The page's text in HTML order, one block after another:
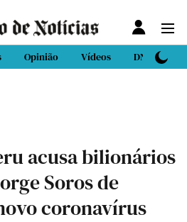
Opinião Vídeos DN Sport
acusa bilionários
Soros de
coronavírus